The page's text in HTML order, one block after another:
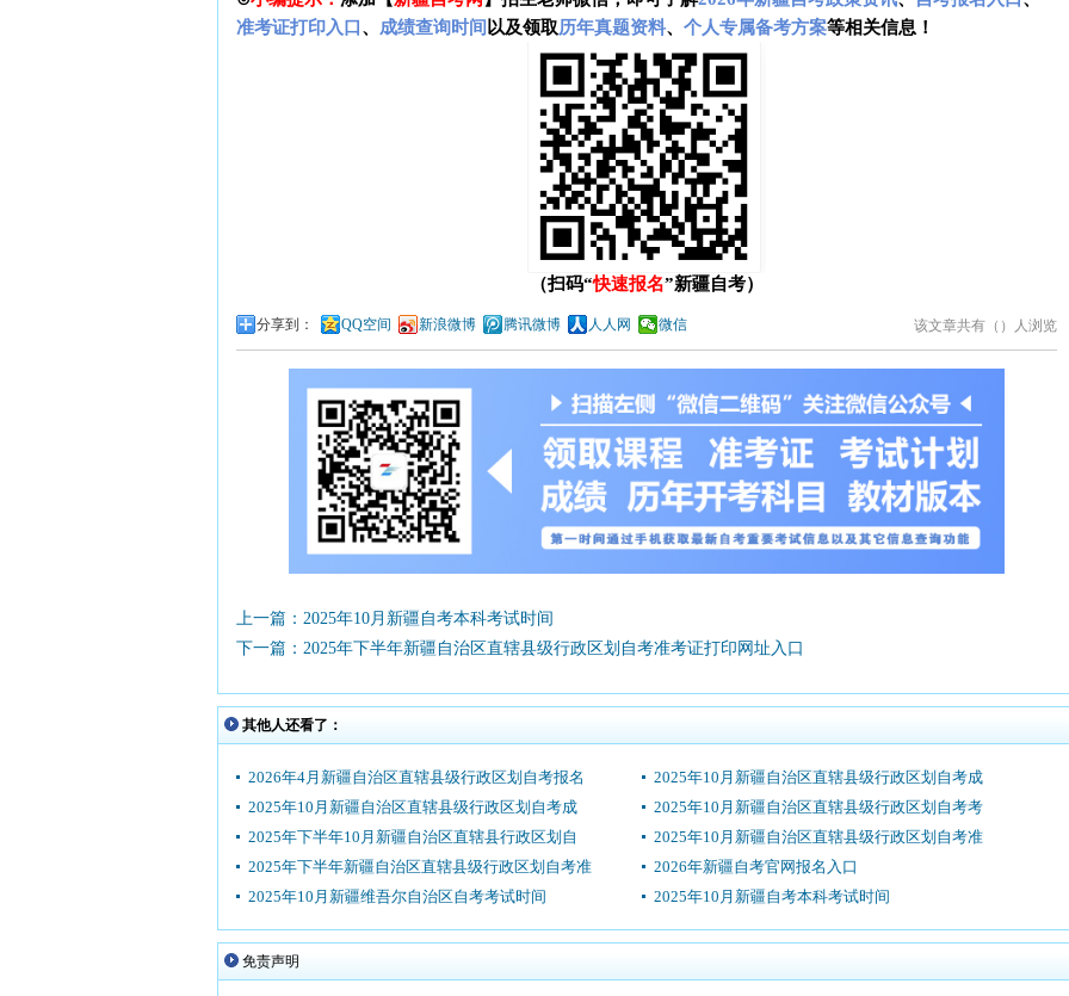
准考证打印入口 、 成绩查询时间 以及领取历年真题资料、 个人专属备考方案等相关信息！
（扫码“快速报名”新疆自考）
分享到： QQ空间 新浪微博 腾讯微博 人人网 微信 该文章共有（ ）人浏览
上一篇：2025年10月新疆自考本科考试时间
下一篇：2025年下半年新疆自治区直辖县级行政区划自考准考证打印网址入口
其他人还看了：
2026年4月新疆自治区直辖县级行政区划自考报名
2025年10月新疆自治区直辖县级行政区划自考成
2025年10月新疆自治区直辖县级行政区划自考成
2025年10月新疆自治区直辖县级行政区划自考考
2025年下半年10月新疆自治区直辖县行政区划自
2025年10月新疆自治区直辖县级行政区划自考准
2025年下半年新疆自治区直辖县级行政区划自考准
2026年新疆自考官网报名入口
2025年10月新疆维吾尔自治区自考考试时间
2025年10月新疆自考本科考试时间
免责声明